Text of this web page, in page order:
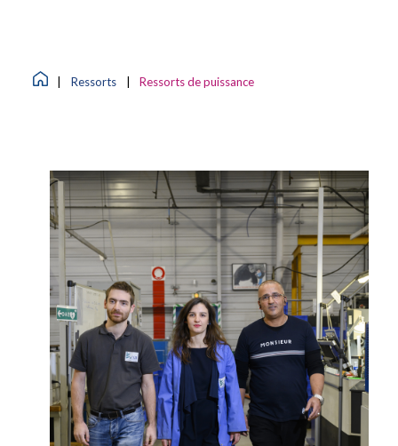
Ressorts Ressorts de puissance